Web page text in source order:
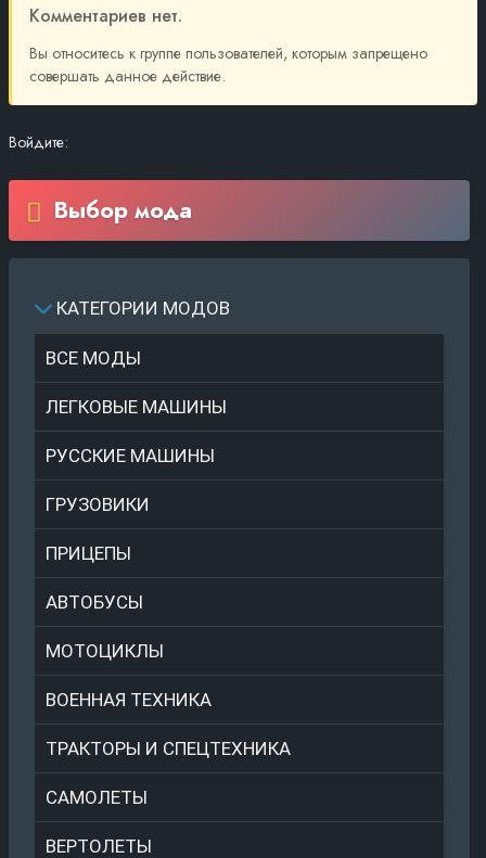
Комментариев нет.
Вы относитесь к группе пользователей, которым запрещено
совершать данное действие.
Войдите:
Выбор мода
КАТЕГОРИИ МОДОВ
ВСЕ МОДЫ
ЛЕГКОВЫЕ МАШИНЫ
РУССКИЕ МАШИНЫ
ГРУЗОВИКИ
ПРИЦЕПЫ
АВТОБУСЫ
МОТОЦИКЛЫ
ВОЕННАЯ ТЕХНИКА
ТРАКТОРЫ И СПЕЦТЕХНИКА
САМОЛЕТЫ
ВЕРТОЛЕТЫ